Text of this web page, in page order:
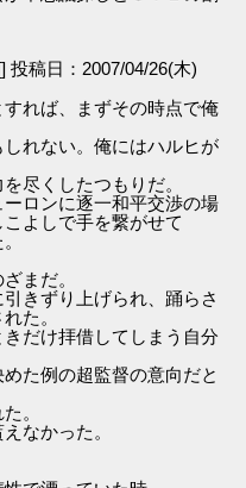
投稿日：2007/04/26(木)
れば、まずその時点で俺
れない。俺にはハルヒが
尽くしたつもりだ。
ロンに逐一和平交渉の場
よしで手を繋がせて
まだ。
きずり上げられ、踊らさ
た。
だけ拝借してしまう自分
た例の超監督の意向だと
。
なかった。